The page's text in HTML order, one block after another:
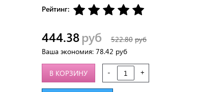
Рейтинг:
444.38руб 522.80 руб
Ваша экономия: 78.42 руб
- +
В КОРЗИНУ